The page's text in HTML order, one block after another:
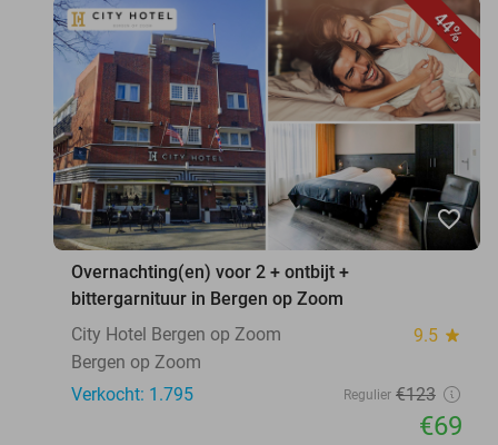
44%
favorite_border
Overnachting(en) voor 2 + ontbijt +
bittergarnituur in Bergen op Zoom
City Hotel Bergen op Zoom
9.5 star
Bergen op Zoom
Verkocht: 1.795
Regulier €123
€69